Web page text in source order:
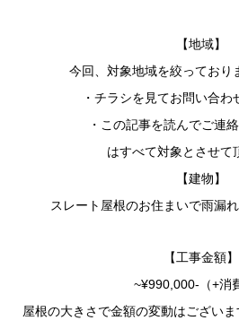
【地域】
今回、対象地域を絞っており
・チラシを見てお問い合わ
・この記事を読んでご連
はすべて対象とさせて
【建物】
スレート屋根のお住まいで雨漏
【工事金額】
~¥990,000-（+消
屋根の大きさで金額の変動はござい